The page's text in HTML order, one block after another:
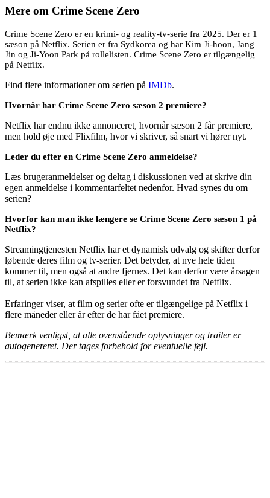
Mere om Crime Scene Zero
Crime Scene Zero er en krimi- og reality-tv-serie fra 2025. Der er 1
sæson på Netflix. Serien er fra Sydkorea og har Kim Ji-hoon, Jang
Jin og Ji-Yoon Park på rollelisten. Crime Scene Zero er tilgængelig
på Netflix.
Find flere informationer om serien på IMDb.
Hvornår har Crime Scene Zero sæson 2 premiere?
Netflix har endnu ikke annonceret, hvornår sæson 2 får premiere,
men hold øje med Flixfilm, hvor vi skriver, så snart vi hører nyt.
Leder du efter en Crime Scene Zero anmeldelse?
Læs brugeranmeldelser og deltag i diskussionen ved at skrive din
egen anmeldelse i kommentarfeltet nedenfor. Hvad synes du om
serien?
Hvorfor kan man ikke længere se Crime Scene Zero sæson 1 på
Netflix?
Streamingtjenesten Netflix har et dynamisk udvalg og skifter derfor
løbende deres film og tv-serier. Det betyder, at nye hele tiden
kommer til, men også at andre fjernes. Det kan derfor være årsagen
til, at serien ikke kan afspilles eller er forsvundet fra Netflix.
Erfaringer viser, at film og serier ofte er tilgængelige på Netflix i
flere måneder eller år efter de har fået premiere.
Bemærk venligst, at alle ovenstående oplysninger og trailer er
autogenereret. Der tages forbehold for eventuelle fejl.